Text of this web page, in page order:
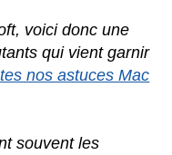
voici donc une
qui vient garnir
nos astuces Mac
souvent les